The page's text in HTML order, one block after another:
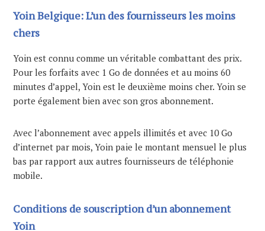
Yoin Belgique: L’un des fournisseurs les moins
chers
Yoin est connu comme un véritable combattant des prix.
Pour les forfaits avec 1 Go de données et au moins 60
minutes d’appel, Yoin est le deuxième moins cher. Yoin se
porte également bien avec son gros abonnement.
Avec l’abonnement avec appels illimités et avec 10 Go
d’internet par mois, Yoin paie le montant mensuel le plus
bas par rapport aux autres fournisseurs de téléphonie
mobile.
Conditions de souscription d’un abonnement
Yoin